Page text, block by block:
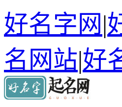
好名字网|
名网站|好